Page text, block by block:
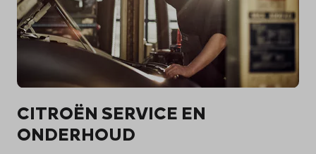
CITROËN SERVICE EN
ONDERHOUD